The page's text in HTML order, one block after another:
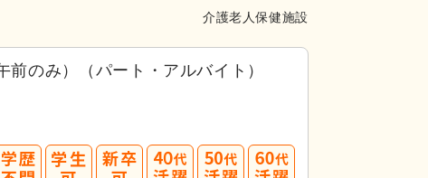
介護老人保健施設
前のみ）（パート・アルバイト）